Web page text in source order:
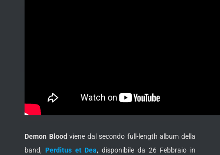
Demon Blood viene dal secondo full-length album della
band, Perditus et Dea, disponibile da 26 Febbraio in